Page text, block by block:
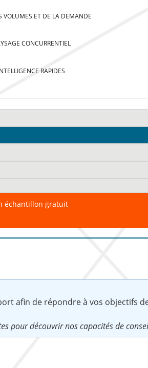
VOLUMES ET DE LA DEMANDE
CONCURRENTIEL
RAPIDES
échantillon gratuit
afin de répondre à vos objectifs
pour découvrir nos capacités de